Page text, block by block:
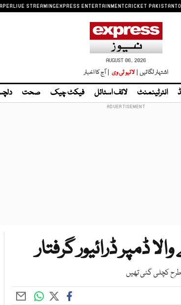
LIVE STREAMINGEXPRESS ENTERTAINMENTCRICKET PAKISTAN
AUGUST 06, 2026
اشتہار لگائیں | لائیو ٹی وی | آج کا اخبار
انٹرٹینمنٹ لائف اسٹائل فیکٹ چیک صحت
ڈمپر ڈرائیور گرفتار
طرح کچلی گئی تھیں